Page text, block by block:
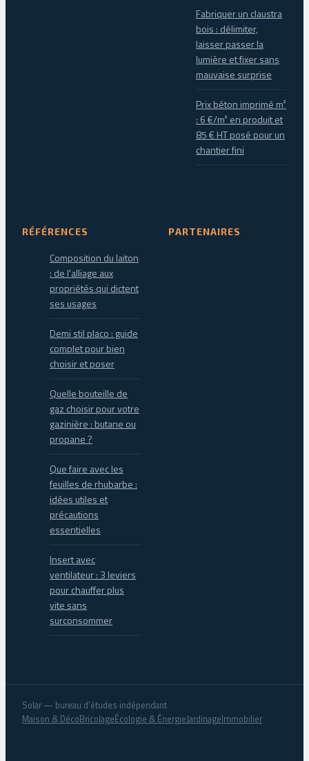
Fabriquer un claustra
bois : délimiter,
laisser passer la
lumière et fixer sans
mauvaise surprise
Prix béton imprimé m²
: 6 €/m² en produit et
85 € HT posé pour un
chantier fini
RÉFÉRENCES
Composition du laiton
: de l'alliage aux
propriétés qui dictent
ses usages
Demi stil placo : guide
complet pour bien
choisir et poser
Quelle bouteille de
gaz choisir pour votre
gazinière : butane ou
propane ?
Que faire avec les
feuilles de rhubarbe :
idées utiles et
précautions
essentielles
Insert avec
ventilateur : 3 leviers
pour chauffer plus
vite sans
surconsommer
PARTENAIRES
Solar — bureau d'études indépendant
Maison & DécoBricolageÉcologie & ÉnergieJardinageImmobilier